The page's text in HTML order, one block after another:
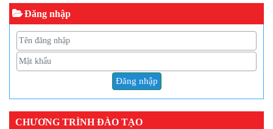
Đăng nhập
Đăng nhập
CHƯƠNG TRÌNH ĐÀO TẠO